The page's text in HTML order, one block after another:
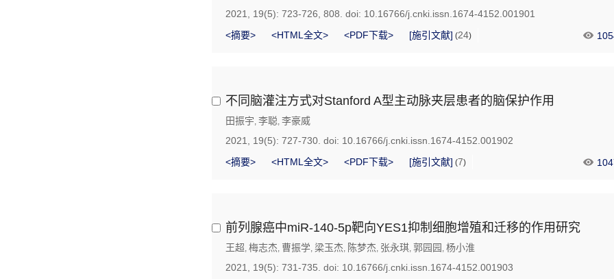
2021, 19(5): 723-726, 808. doi: 10.16766/j.cnki.issn.1674-4152.001901
<摘要>
<HTML全文> <PDF下载> [施引文献] (24)
不同脑灌注方式对Stanford A型主动脉夹层患者的脑保护作用
田振宇, 李聪, 李豪威
2021, 19(5): 727-730. doi: 10.16766/j.cnki.issn.1674-4152.001902
<摘要>
<HTML全文> <PDF下载> [施引文献] (7)
前列腺癌中miR-140-5p靶向YES1抑制细胞增殖和迁移的作用研究
王超, 梅志杰, 曹振学, 梁玉杰, 陈梦杰, 张永琪, 郭园园 , 杨小淮
2021, 19(5): 731-735. doi: 10.16766/j.cnki.issn.1674-4152.001903